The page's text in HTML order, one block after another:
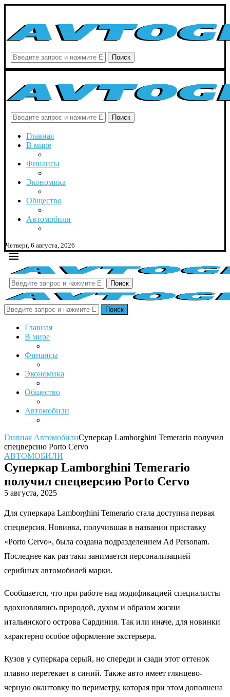
Поиск
Поиск
Главная
В мире
Финансы
Экономика
Общество
Автомобили
Четверг, 6 августа, 2026
Поиск
Поиск
Главная
В мире
Финансы
Экономика
Общество
Автомобили
Главная АвтомобилиСуперкар Lamborghini Temerario получил
спецверсию Porto Cervo
АВТОМОБИЛИ
Суперкар Lamborghini Temerario
получил спецверсию Porto Cervo
5 августа, 2025
Для суперкара Lamborghini Temerario стала доступна первая
спецверсия. Новинка, получившая в названии приставку
«Porto Cervo», была создана подразделением Ad Personam.
Последнее как раз таки занимается персонализацией
серийных автомобилей марки.
Сообщается, что при работе над модификацией специалисты
вдохновлялись природой, духом и образом жизни
итальянского острова Сардиния. Так или иначе, для новинки
характерно особое оформление экстерьера.
Кузов у суперкара серый, но спереди и сзади этот оттенок
плавно перетекает в синий. Также авто имеет глянцево-
черную окантовку по периметру, которая при этом дополнена